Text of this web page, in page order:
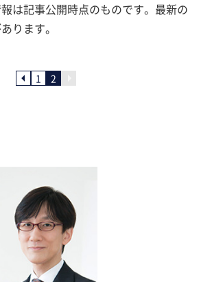
は記事公開時点のものです。最新の
ります。
1 2